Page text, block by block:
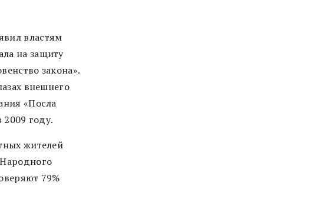
властям
на защиту
закона».
внешнего
«Посла
году.
жителей
79%